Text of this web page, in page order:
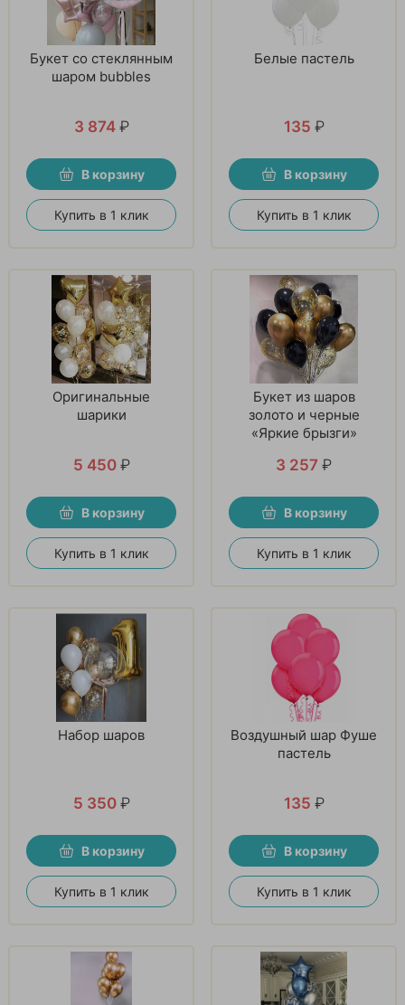
Букет со стеклянным
шаром bubbles
3 874 ₽
В корзину
Купить в 1 клик
Белые пастель
135 ₽
В корзину
Купить в 1 клик
Оригинальные
шарики
5 450 ₽
В корзину
Купить в 1 клик
Букет из шаров
золото и черные
«Яркие брызги»
3 257 ₽
В корзину
Купить в 1 клик
Набор шаров
5 350 ₽
В корзину
Купить в 1 клик
Воздушный шар Фуше
пастель
135 ₽
В корзину
Купить в 1 клик